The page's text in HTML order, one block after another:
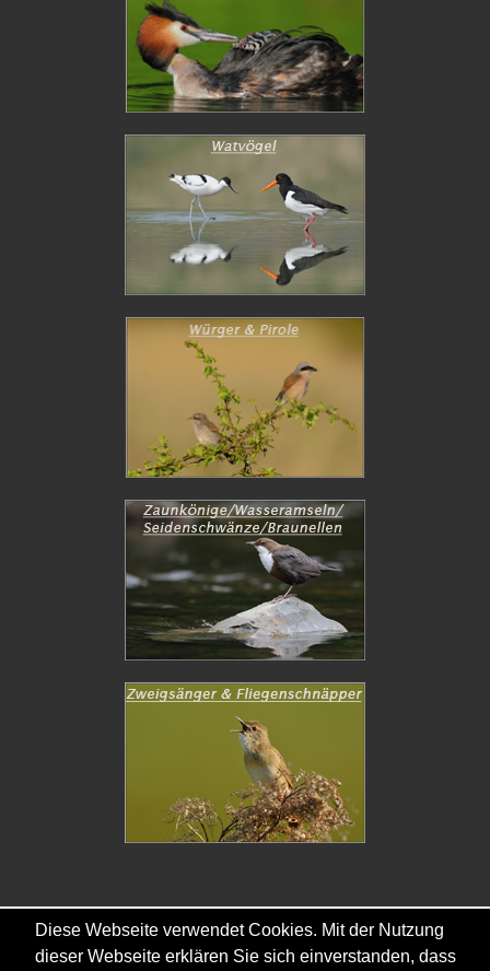
Copyright © - 2026 - Gordana & Ralf Kistowski
Diese Webseite verwendet Cookies. Mit der Nutzung
dieser Webseite erklären Sie sich einverstanden, dass